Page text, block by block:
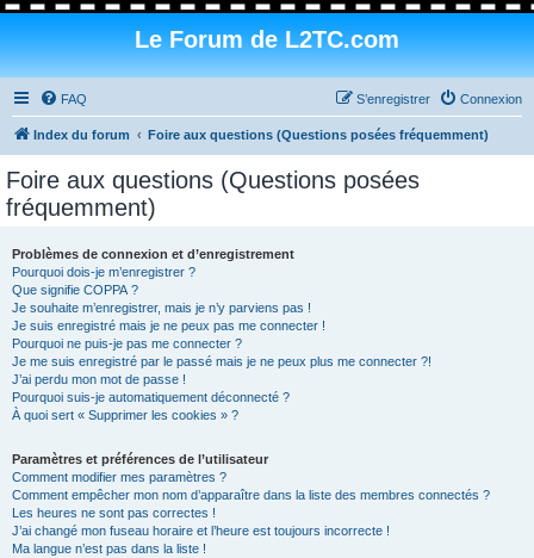
Le Forum de L2TC.com
FAQ Connexion
S’enregistrer
Index du forum Foire aux questions (Questions posées fréquemment)
Foire aux questions (Questions posées
fréquemment)
Problèmes de connexion et d’enregistrement
Pourquoi dois-je m’enregistrer ?
Que signifie COPPA ?
Je souhaite m’enregistrer, mais je n’y parviens pas !
Je suis enregistré mais je ne peux pas me connecter !
Pourquoi ne puis-je pas me connecter ?
Je me suis enregistré par le passé mais je ne peux plus me connecter ?!
J’ai perdu mon mot de passe !
Pourquoi suis-je automatiquement déconnecté ?
À quoi sert « Supprimer les cookies » ?
Paramètres et préférences de l’utilisateur
Comment modifier mes paramètres ?
Comment empêcher mon nom d’apparaître dans la liste des membres connectés ?
Les heures ne sont pas correctes !
J’ai changé mon fuseau horaire et l’heure est toujours incorrecte !
Ma langue n’est pas dans la liste !